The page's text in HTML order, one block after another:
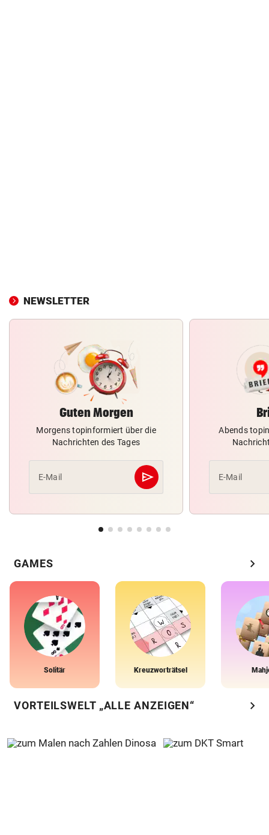
NEWSLETTER
Guten Morgen
Morgens topinformiert über die
Nachrichten des Tages
E-Mail send
Abschicken
Abends
E-Mail
GAMES chevron_right
Solitär Kreuzworträtsel
VORTEILSWELT „ALLE ANZEIGEN“ chevron_right